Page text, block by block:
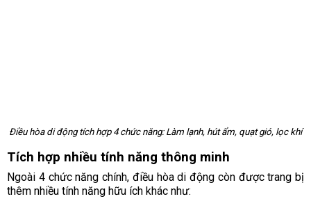
Điều hòa di động tích hợp 4 chức năng: Làm lạnh, hút ẩm, quạt gió, lọc khí
Tích hợp nhiều tính năng thông minh
Ngoài 4 chức năng chính, điều hòa di động còn được trang bị
thêm nhiều tính năng hữu ích khác như: